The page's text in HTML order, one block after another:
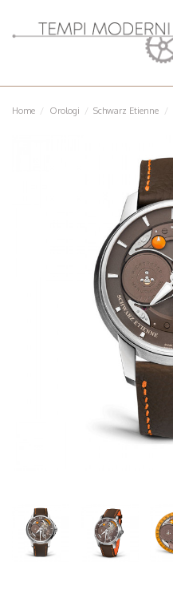
Home Orologi Schwarz Etienne